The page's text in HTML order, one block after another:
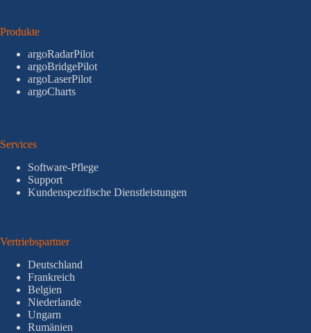
Produkte
argoRadarPilot
argoBridgePilot
argoLaserPilot
argoCharts
Services
Software-Pflege
Support
Kundenspezifische Dienstleistungen
Vertriebspartner
Deutschland
Frankreich
Belgien
Niederlande
Ungarn
Rumänien